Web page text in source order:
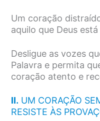
Um coração
aquilo que Deus
Desligue as vozes
Palavra e permita
coração atento e
II. UM CORAÇÃO
RESISTE ÀS